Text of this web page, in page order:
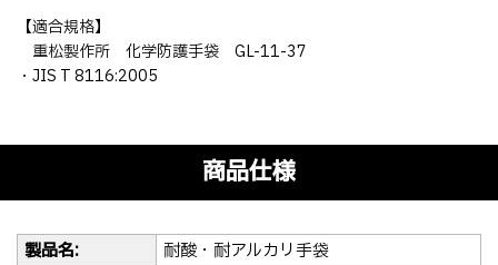
【適合規格】
重松製作所 化学防護手袋 GL-11-37
・JIS T 8116:2005
商品仕様
製品名:
耐酸・耐アルカリ手袋